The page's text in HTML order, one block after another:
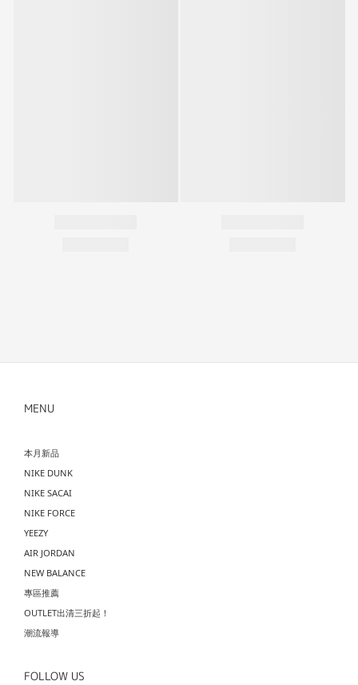
MENU
本月新品
NIKE DUNK
NIKE SACAI
NIKE FORCE
YEEZY
AIR JORDAN
NEW BALANCE
專區推薦
OUTLET出清三折起！
潮流報導
FOLLOW US